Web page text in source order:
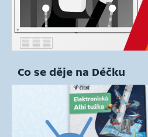
Co se děje na Déčku